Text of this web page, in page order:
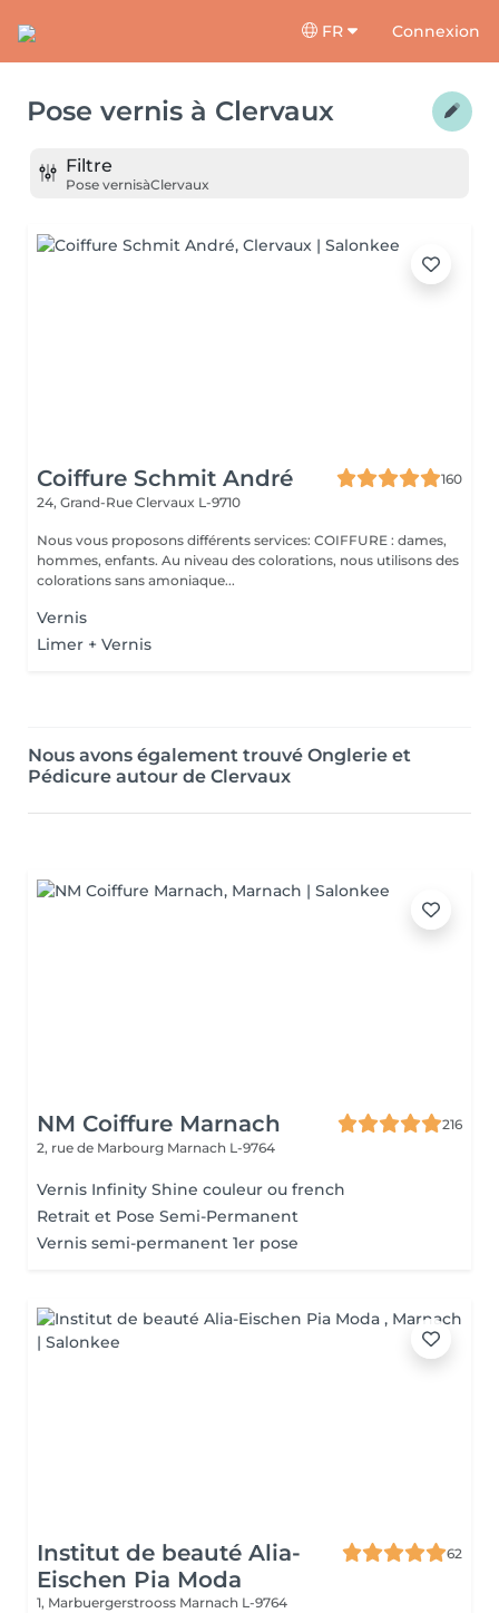
FR Connexion
Pose vernis à Clervaux
Filtre
Pose vernisàClervaux
Coiffure Schmit André
160
24, Grand-Rue Clervaux L-9710
Nous vous proposons différents services: COIFFURE : dames,
hommes, enfants. Au niveau des colorations, nous utilisons des
colorations sans amoniaque...
Vernis
Limer + Vernis
Nous avons également trouvé Onglerie et
Pédicure autour de Clervaux
NM Coiffure Marnach
216
2, rue de Marbourg Marnach L-9764
Vernis Infinity Shine couleur ou french
Retrait et Pose Semi-Permanent
Vernis semi-permanent 1er pose
Institut de beauté Alia-
Eischen Pia Moda
62
1, Marbuergerstrooss Marnach L-9764